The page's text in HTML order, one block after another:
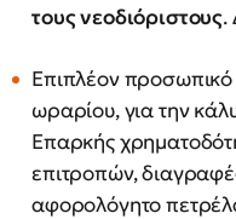
τους νεοδιόριστους.
Επιπλέον
ωραρίου, για την
Επαρκής
επιτροπών,
αφορολόγητο